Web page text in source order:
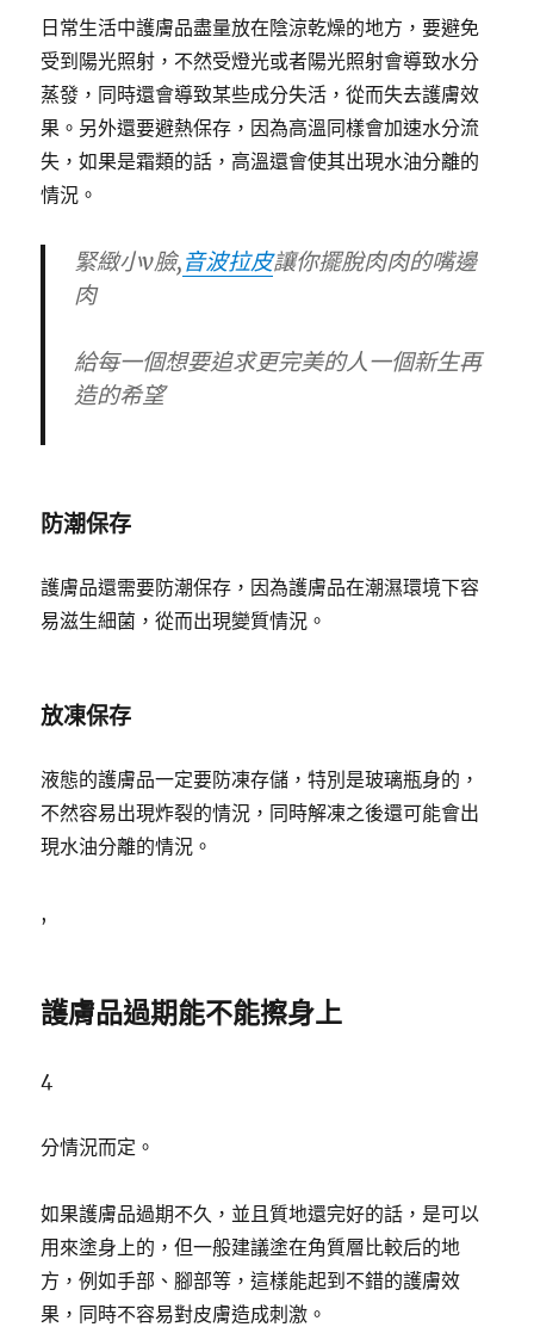
日常生活中護膚品盡量放在陰涼乾燥的地方，要避免
受到陽光照射，不然受燈光或者陽光照射會導致水分
蒸發，同時還會導致某些成分失活，從而失去護膚效
果。另外還要避熱保存，因為高溫同樣會加速水分流
失，如果是霜類的話，高溫還會使其出現水油分離的
情況。
緊緻小v臉,音波拉皮讓你擺脫肉肉的嘴邊
肉
給每一個想要追求更完美的人一個新生再
造的希望
防潮保存
護膚品還需要防潮保存，因為護膚品在潮濕環境下容
易滋生細菌，從而出現變質情況。
放凍保存
液態的護膚品一定要防凍存儲，特別是玻璃瓶身的，
不然容易出現炸裂的情況，同時解凍之後還可能會出
現水油分離的情況。
,
護膚品過期能不能擦身上
4
分情況而定。
如果護膚品過期不久，並且質地還完好的話，是可以
用來塗身上的，但一般建議塗在角質層比較后的地
方，例如手部、腳部等，這樣能起到不錯的護膚效
果，同時不容易對皮膚造成刺激。